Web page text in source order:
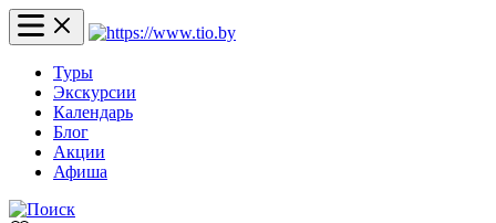
Туры
Экскурсии
Календарь
Блог
Акции
Афиша